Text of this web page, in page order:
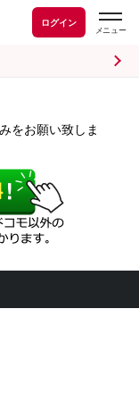
ログイン
をお願い致しま